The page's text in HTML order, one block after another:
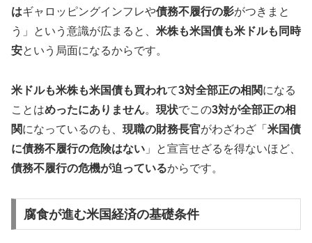
はギャロッピングインフレや債務不履行の影がつきまと
う」という意識が広まると、 米株も米国債も米ドルも同時
安という局面になるからです。
米ドルも米株も米国債も買われて3対全部正の相関になる
ことはめったにありません。 現状でこの3対が全部正の相
関になっているのも、 現職の財務長官がわざわざ「 米国債
に債務不履行の危険はない 」と宣言せざるを得ないほど、
債務不履行の危機が迫っているからです。
腐食が進む米国経済の基礎条件